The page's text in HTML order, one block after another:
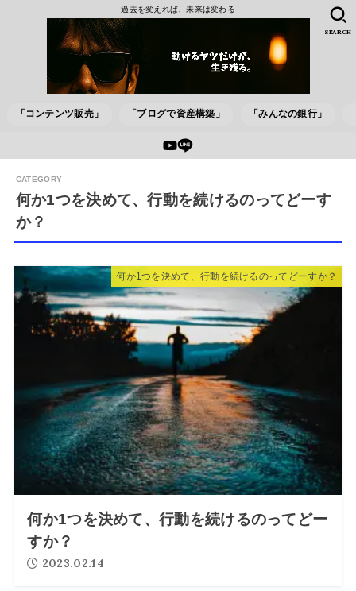
過去を変えれば、未来は変わる
「コンテンツ販売」 「ブログで資産構築」 「みんなの銀行」
SEARCH
何か1つを決めて、行動を続けるのってどーす
か？
何か1つを決めて、行動を続けるのってどーすか？
何か1つを決めて、行動を続けるのってどー
すか？
2023.02.14